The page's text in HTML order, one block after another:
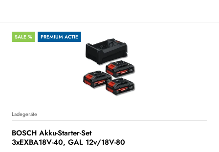
SALE % PREMIUM ACTIE
Ladegeräte
BOSCH Akku-Starter-Set
3xEXBA18V-40, GAL 12v/18V-80